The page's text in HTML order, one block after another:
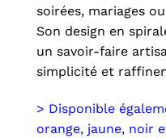
soirées, mariages
Son design en
un savoir-faire
simplicité et
> Disponible
orange, jaune, noir